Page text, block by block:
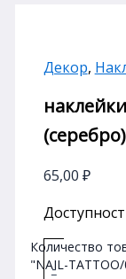
Декор,
(серебро)
65,00 ₽
-
Количество
"NAIL-